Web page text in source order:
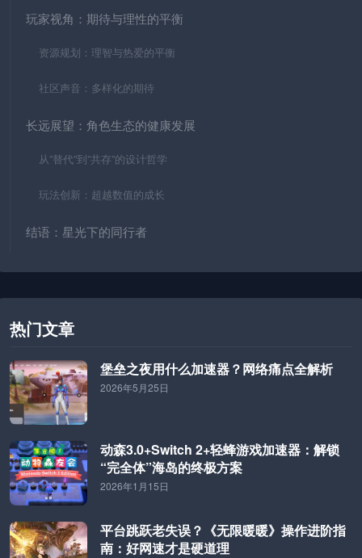
玩家视角：期待与理性的平衡
资源规划：理智与热爱的平衡
社区声音：多样化的期待
长远展望：角色生态的健康发展
从”替代”到”共存”的设计哲学
玩法创新：超越数值的成长
结语：星光下的同行者
热门文章
堡垒之夜用什么加速器？网络痛点全解析
2026年5月25日
动森3.0+Switch 2+轻蜂游戏加速器：解锁
“完全体”海岛的终极方案
2026年1月15日
平台跳跃老失误？《无限暖暖》操作进阶指
南：好网速才是硬道理